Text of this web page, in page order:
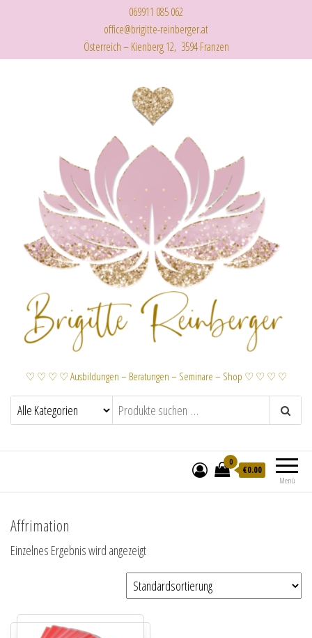
069911 085 062
office@brigitte-reinberger.at
Österreich – Kienberg 12, 3594 Franzen
♡ ♡ ♡ ♡ Ausbildungen – Beratungen – Seminare – Shop ♡ ♡ ♡ ♡
Menü
0
€0.00
Affrimation
Einzelnes Ergebnis wird angezeigt